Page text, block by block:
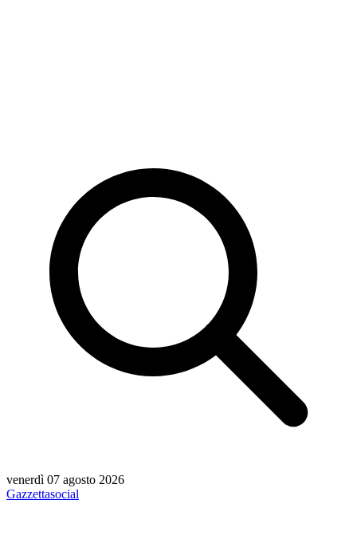
venerdì 07 agosto 2026
Gazzettasocial